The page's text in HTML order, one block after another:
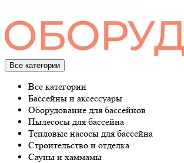
Все категории
Все категории
Бассейны и аксессуары
Оборудование для бассейнов
Пылесосы для бассейна
Тепловые насосы для бассейна
Строительство и отделка
Сауны и хаммамы